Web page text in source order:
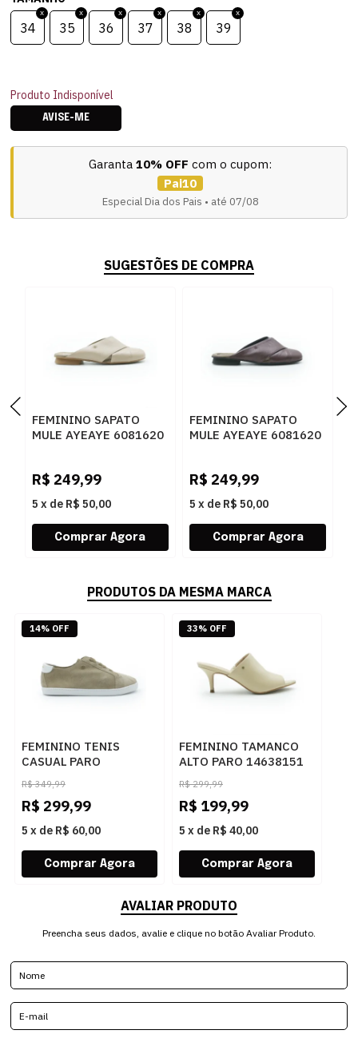
34 35 36 37 38 39
Produto Indisponível
AVISE-ME
Garanta 10% OFF com o cupom:
Pai10
Especial Dia dos Pais • até 07/08
SUGESTÕES DE COMPRA
FEMININO SAPATO
MULE AYEAYE 6081620
R$ 249,99
5 x de R$ 50,00
FEMININO SAPATO
MULE AYEAYE 6081620
R$ 249,99
5 x de R$ 50,00
PRODUTOS DA MESMA MARCA
FEMININO TENIS
CASUAL PARO
200767957 CAMURCAO
AVEIA
R$ 349,99
R$ 299,99
5 x de R$ 60,00
14% OFF
FEMININO TAMANCO
ALTO PARO 14638151
MAJESTIC PALHA
R$ 299,99
R$ 199,99
5 x de R$ 40,00
33% OFF
AVALIAR PRODUTO
Preencha seus dados, avalie e clique no botão Avaliar Produto.